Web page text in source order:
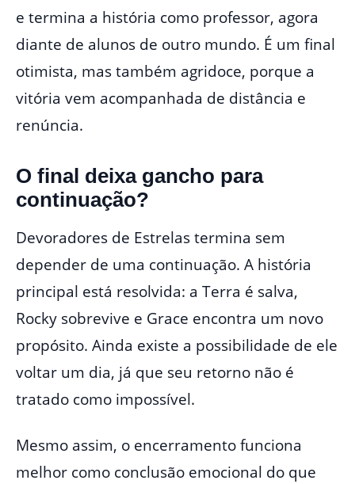
e termina a história como professor, agora
diante de alunos de outro mundo. É um final
otimista, mas também agridoce, porque a
vitória vem acompanhada de distância e
renúncia.
O final deixa gancho para
continuação?
Devoradores de Estrelas termina sem
depender de uma continuação. A história
principal está resolvida: a Terra é salva,
Rocky sobrevive e Grace encontra um novo
propósito. Ainda existe a possibilidade de ele
voltar um dia, já que seu retorno não é
tratado como impossível.
Mesmo assim, o encerramento funciona
melhor como conclusão emocional do que